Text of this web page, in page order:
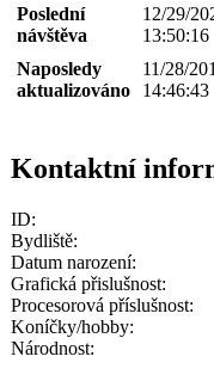
Poslední
návštěva
12/29/
13:50:16
Naposledy
aktualizováno
11/28/
14:46:43
Kontaktní
ID:
Bydliště:
Datum narození:
Grafická přislušnost:
Procesorová příslušnost:
Koníčky/hobby:
Národnost: